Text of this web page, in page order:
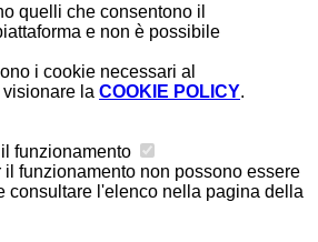
quelli che consentono il
e non è possibile
i cookie necessari al
la COOKIE POLICY.
funzionamento
il funzionamento non possono essere
consultare l'elenco nella pagina della